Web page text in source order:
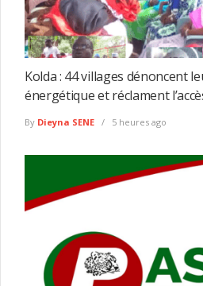
Kolda : 44 villages dénoncent
énergétique et réclament
By Dieyna SENE 5 heures ago